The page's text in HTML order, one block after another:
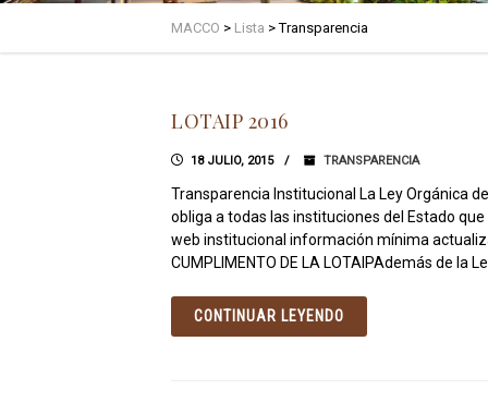
MACCO > Lista >Transparencia
LOTAIP 2016
18 JULIO, 2015 TRANSPARENCIA
Transparencia Institucional La Ley Orgánica
obliga a todas las instituciones del Estado
web institucional información mínima
CUMPLIMENTO DE LA LOTAIPAdemás de la
CONTINUAR LEYENDO